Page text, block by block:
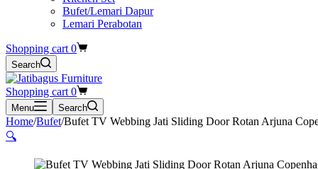
Bufet/Lemari Dapur
Lemari Perabotan
Shopping cart 0
Search
Shopping cart 0
Menu Search
Home/Bufet/Bufet TV Webbing Jati Sliding Door Rotan Arjuna
🔍